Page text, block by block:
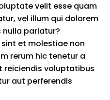
velit esse quam
vel illum qui dolorem
pariatur?
et molestiae non
rerum hic tenetur a
reiciendis voluptatibus
aut perferendis